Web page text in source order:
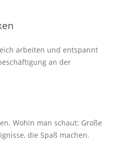
arbeiten und entspannt
an der
Wohin man schaut: Große
die Spaß machen.